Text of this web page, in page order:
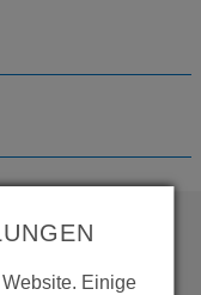
Einige